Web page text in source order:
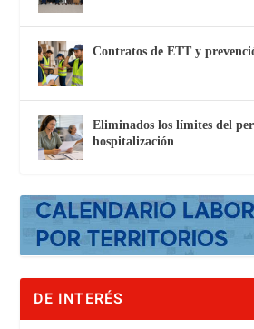
Contratos de ETT y
Eliminados los límites del
hospitalización
DE INTERÉS